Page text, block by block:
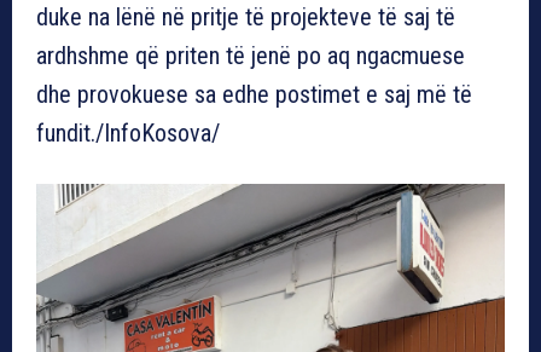
duke na lënë në pritje të projekteve të saj të
ardhshme që priten të jenë po aq ngacmuese
dhe provokuese sa edhe postimet e saj më të
fundit./InfoKosova/